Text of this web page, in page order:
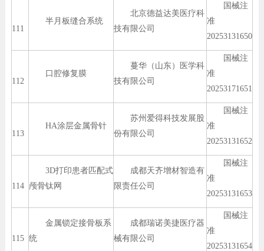
111
半月板缝合系统
北京德益达美医疗科
技有限公司
国械注
准
20253131650
112
口腔修复膜
蔓华（山东）医学科
技有限公司
国械注
准
20253171651
113
HA涂层金属骨针
苏州爱得科技发展股
份有限公司
国械注
准
20253131652
114
3D打印患者匹配式
颅骨钛网
成都天齐增材智造有
限责任公司
国械注
准
20253131653
115
金属锁定接骨板系
统
成都瑞诺美捷医疗器
械有限公司
国械注
准
20253131654